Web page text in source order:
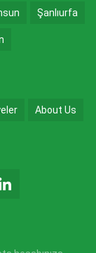
Şanlıurfa
About Us